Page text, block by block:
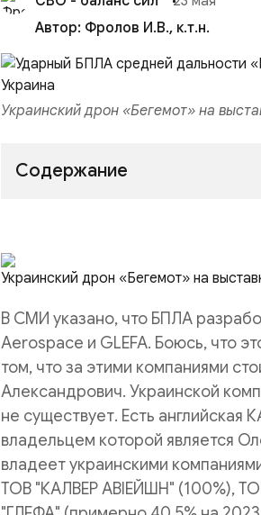
Автор: Фролов И.В., к.т.н.
Украинский дрон «Бегемот» на
Содержание
Украинский дрон «Бегемот» на
В СМИ указано, что БПЛА
Aerospace и GLEFA. Боюсь, что
том, что за этими компаниями
Александрович. Украинской
не существует. Есть
владельцем которой является
владеет украинскими
ТОВ "КАЛВЕР АВІЕЙШН" (100%),